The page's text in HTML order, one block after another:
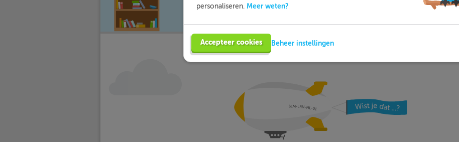
Meer informatie
personaliseren. Meer weten?
Accepteer cookies Beheer instellingen